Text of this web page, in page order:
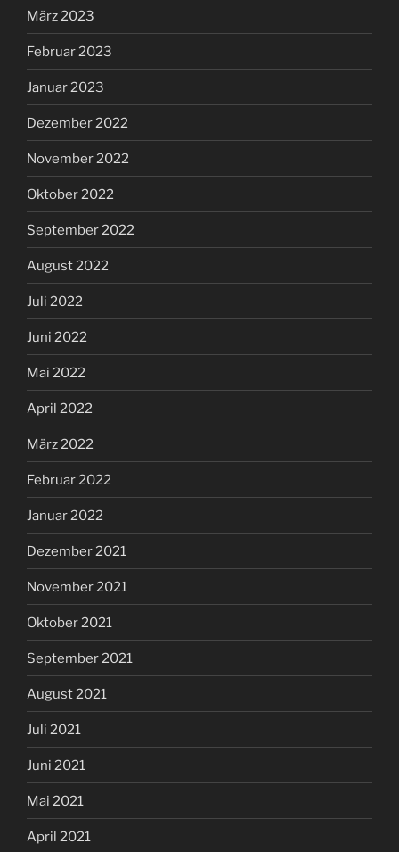
März 2023
Februar 2023
Januar 2023
Dezember 2022
November 2022
Oktober 2022
September 2022
August 2022
Juli 2022
Juni 2022
Mai 2022
April 2022
März 2022
Februar 2022
Januar 2022
Dezember 2021
November 2021
Oktober 2021
September 2021
August 2021
Juli 2021
Juni 2021
Mai 2021
April 2021